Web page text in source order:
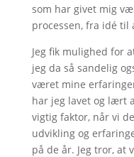
som har givet mig
processen, fra idé til
Jeg fik mulighed for
jeg da så sandelig
været mine
har jeg lavet og lært
vigtig faktor, når vi
udvikling og
på de år. Jeg tror, at